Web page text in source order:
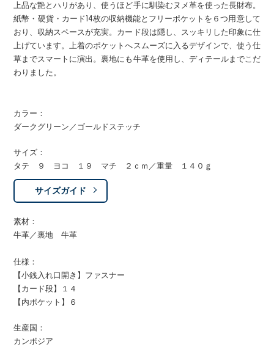
上品な艶とハリがあり、使うほど手に馴染むヌメ革を使った長財布。
紙幣・硬貨・カード14枚の収納機能とフリーポケットを６つ用意して
おり、収納スペースが充実。カード段は隠し、スッキリした印象に仕
上げています。上着のポケットへスムーズに入るデザインで、使う仕
草までスマートに演出。裏地にも牛革を使用し、ディテールまでこだ
わりました。
カラー：
ダークグリーン／ゴールドステッチ
サイズ：
タテ ９ ヨコ １９ マチ ２ｃｍ／重量 １４０ｇ
サイズガイド
素材：
牛革／裏地 牛革
仕様：
【小銭入れ口開き】ファスナー
【カード段】１４
【内ポケット】６
生産国：
カンボジア